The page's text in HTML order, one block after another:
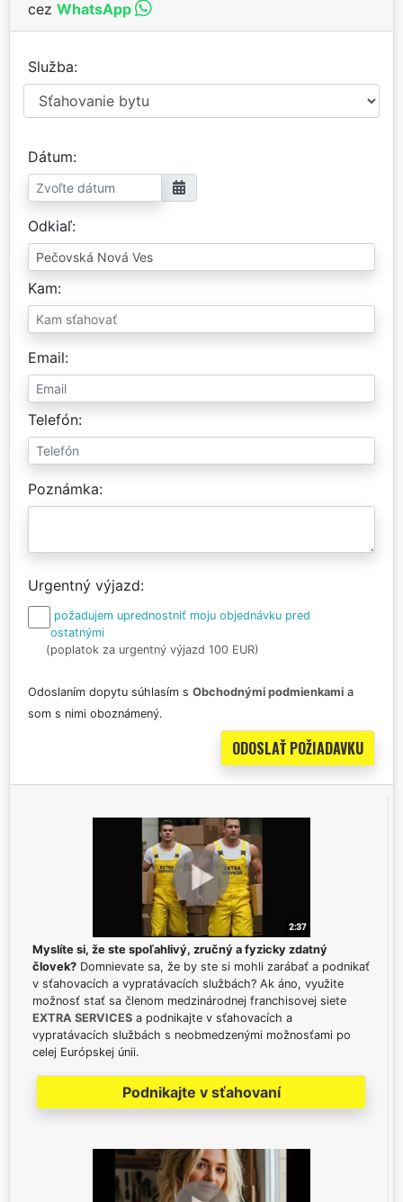
cez WhatsApp
Služba
Dátum
Odkiaľ
Kam
Email
Telefón
Poznámka
Urgentný výjazd
požadujem uprednostniť moju objednávku pred
ostatnými
(poplatok za urgentný výjazd 100 EUR)
Odoslaním dopytu súhlasím s Obchodnými podmienkami a
som s nimi oboznámený.
Myslíte si, že ste spoľahlivý, zručný a fyzicky zdatný
človek? Domnievate sa, že by ste si mohli zarábať a podnikať
v sťahovacích a vypratávacích službách? Ak áno, využite
možnosť stať sa členom medzinárodnej franchisovej siete
EXTRA SERVICES a podnikajte v sťahovacích a
vypratávacích službách s neobmedzenými možnosťami po
celej Európskej únii.
Podnikajte v sťahovaní